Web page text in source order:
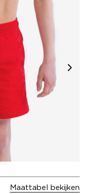
Maattabel bekijken